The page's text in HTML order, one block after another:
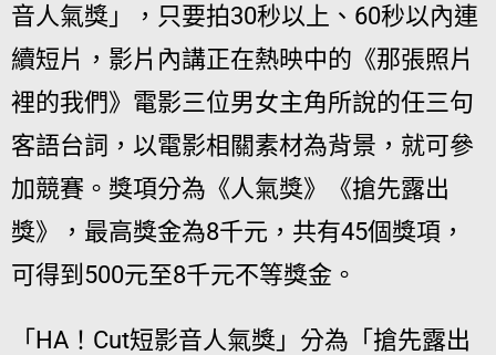
音人氣獎」，只要拍30秒以上、60秒以內連
續短片，影片內講正在熱映中的《那張照片
裡的我們》電影三位男女主角所說的任三句
客語台詞，以電影相關素材為背景，就可參
加競賽。獎項分為《人氣獎》《搶先露出
獎》，最高獎金為8千元，共有45個獎項，
可得到500元至8千元不等獎金。
「HA！Cut短影音人氣獎」分為「搶先露出